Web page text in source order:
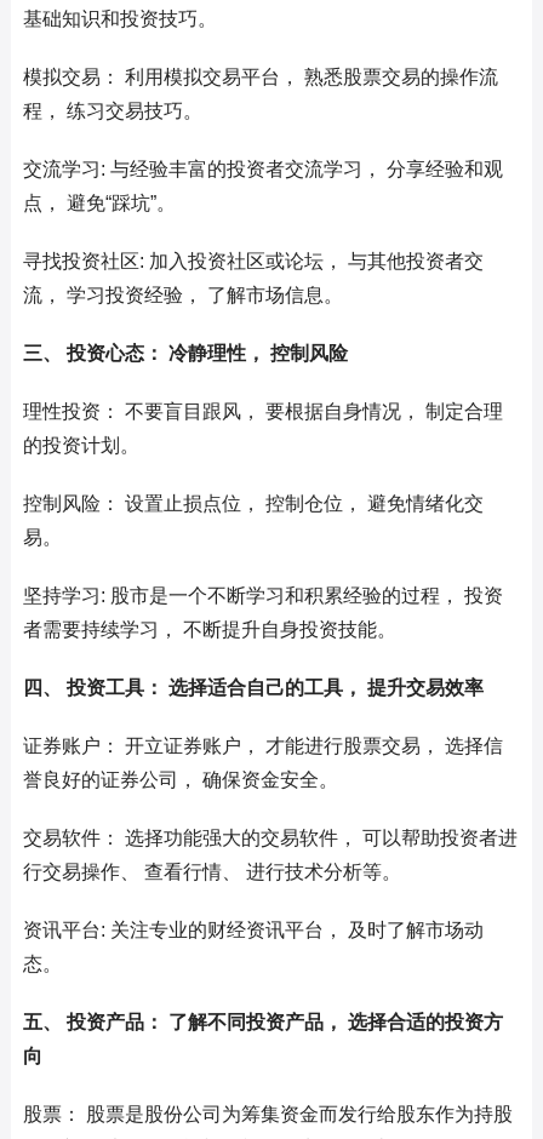
基础知识和投资技巧。
模拟交易： 利用模拟交易平台， 熟悉股票交易的操作流
程， 练习交易技巧。
交流学习: 与经验丰富的投资者交流学习， 分享经验和观
点， 避免“踩坑”。
寻找投资社区: 加入投资社区或论坛， 与其他投资者交
流， 学习投资经验， 了解市场信息。
三、 投资心态： 冷静理性， 控制风险
理性投资： 不要盲目跟风， 要根据自身情况， 制定合理
的投资计划。
控制风险： 设置止损点位， 控制仓位， 避免情绪化交
易。
坚持学习: 股市是一个不断学习和积累经验的过程， 投资
者需要持续学习， 不断提升自身投资技能。
四、 投资工具： 选择适合自己的工具， 提升交易效率
证券账户： 开立证券账户， 才能进行股票交易， 选择信
誉良好的证券公司， 确保资金安全。
交易软件： 选择功能强大的交易软件， 可以帮助投资者进
行交易操作、 查看行情、 进行技术分析等。
资讯平台: 关注专业的财经资讯平台， 及时了解市场动
态。
五、 投资产品： 了解不同投资产品， 选择合适的投资方
向
股票： 股票是股份公司为筹集资金而发行给股东作为持股